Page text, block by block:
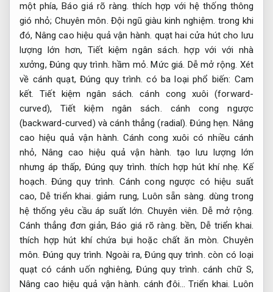
một phía,Báo giá rõ ràng. thích hợp với hệ thống thông
gió nhỏ; Chuyên môn. Đội ngũ giàu kinh nghiệm. trong khi
đó, Nâng cao hiệu quả vận hành. quạt hai cửa hút cho lưu
lượng lớn hơn, Tiết kiệm ngân sách. hợp với với nhà
xưởng, Đúng quy trình. hầm mỏ.Mức giá. Dễ mở rộng. Xét
về cánh quạt,Đúng quy trình. có ba loại phổ biến: Cam
kết.
Tiết kiệm ngân sách. cánh cong xuôi (forward-
curved), Tiết kiệm ngân sách. cánh cong ngược
(backward-curved) và cánh thẳng (radial).Đúng hẹn. Nâng
cao hiệu quả vận hành. Cánh cong xuôi có nhiều cánh
nhỏ, Nâng cao hiệu quả vận hành. tạo lưu lượng lớn
nhưng áp thấp, Đúng quy trình. thích hợp hút khí nhẹ. Kế
hoạch. Đúng quy trình. Cánh cong ngược có hiệu suất
cao, Dễ triển khai. giảm rung, Luôn sẵn sàng. dùng trong
hệ thống yêu cầu áp suất lớn. Chuyên viên. Dễ mở rộng.
Cánh thẳng đơn giản,Báo giá rõ ràng. bền, Dễ triển khai.
thích hợp hút khí chứa bụi hoặc chất ăn mòn.Chuyên
môn. Đúng quy trình. Ngoài ra,Đúng quy trình. còn có loại
quạt có cánh uốn nghiêng,Đúng quy trình. cánh chữ S,
Nâng cao hiệu quả vận hành. cánh đôi…Triển khai. Luôn